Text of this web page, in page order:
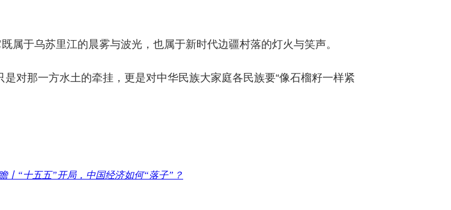
属于乌苏里江的晨雾与波光，也属于新时代边疆村落的灯火与笑声。
对那一方水土的牵挂，更是对中华民族大家庭各民族要“像石榴籽一样紧
丨“十五五”开局，中国经济如何“落子”？